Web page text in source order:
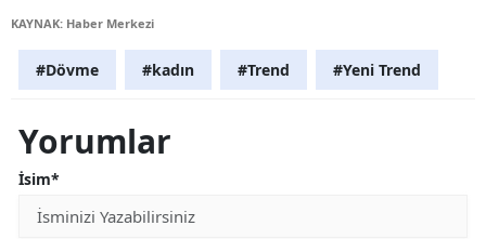
KAYNAK: Haber Merkezi
#Dövme #kadın #Trend #Yeni Trend
Yorumlar
İsim*